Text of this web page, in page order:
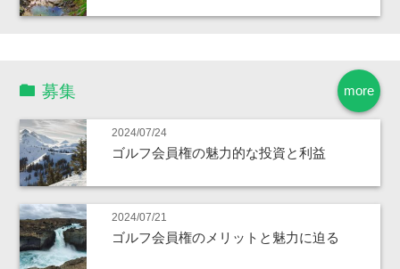
more
募集
2024/07/24
ゴルフ会員権の魅力的な投資と利益
2024/07/21
ゴルフ会員権のメリットと魅力に迫る